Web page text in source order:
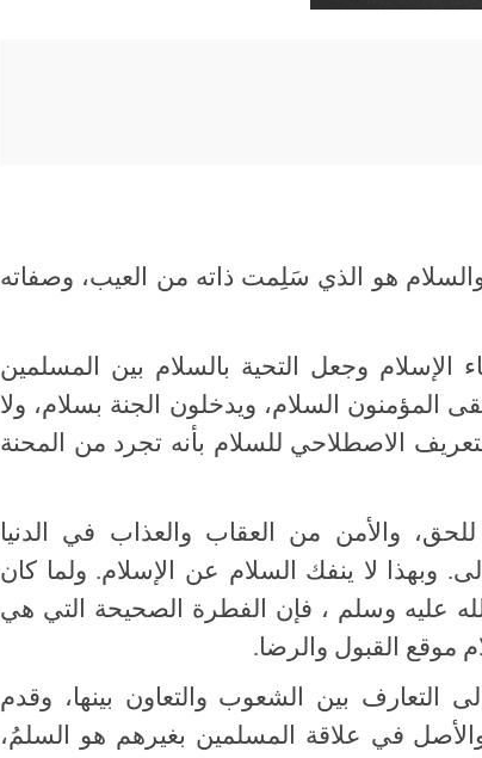
هو الذي سَلِمت ذاته من العيب، وصفاته
الإسلام وجعل التحية بالسلام بين المسلمين
المؤمنون السلام، ويدخلون الجنة بسلام، ولا
الاصطلاحي للسلام بأنه تجرد من المحنة
للحق، والأمن من العقاب والعذاب في الدنيا
وبهذا لا ينفك السلام عن الإسلام. ولما كان
عليه وسلم ، فإن الفطرة الصحيحة التي هي
موقع القبول والرضا.
التعارف بين الشعوب والتعاون بينها، وقدم
في علاقة المسلمين بغيرهم هو السلمُ،